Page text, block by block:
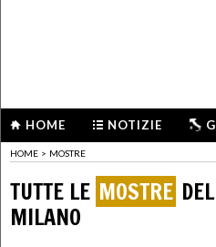
HOME NOTIZIE
HOME > MOSTRE
TUTTE LE MOSTRE
MILANO